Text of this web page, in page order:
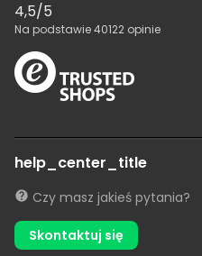
4,5/5
Na podstawie40122 opinie
help_center_title
Czy masz jakieś pytania?
Skontaktuj się